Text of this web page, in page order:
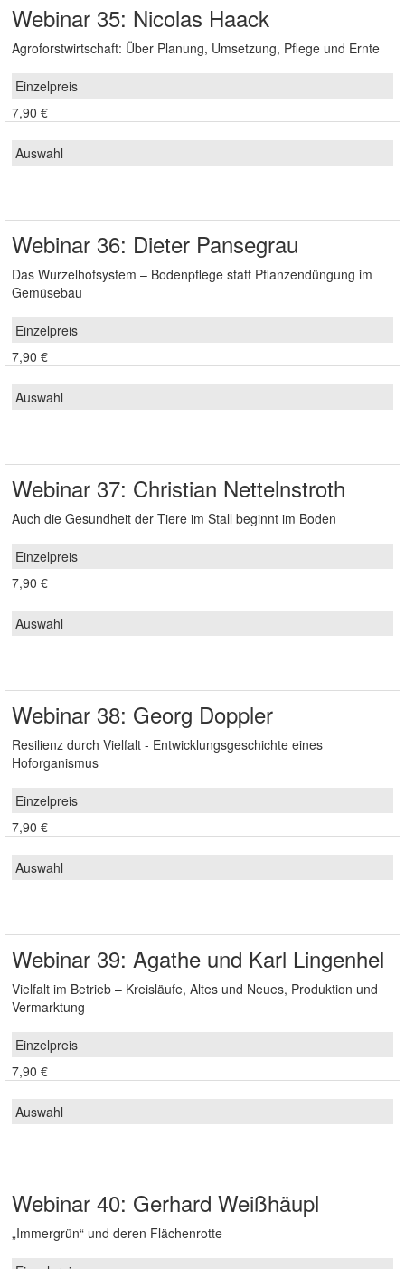
Webinar 35: Nicolas Haack
Agroforstwirtschaft: Über Planung, Umsetzung, Pflege und Ernte
7,90 €
Webinar 36: Dieter Pansegrau
Das Wurzelhofsystem – Bodenpflege statt Pflanzendüngung im
Gemüsebau
7,90 €
Webinar 37: Christian Nettelnstroth
Auch die Gesundheit der Tiere im Stall beginnt im Boden
7,90 €
Webinar 38: Georg Doppler
Resilienz durch Vielfalt - Entwicklungsgeschichte eines
Hoforganismus
7,90 €
Webinar 39: Agathe und Karl Lingenhel
Vielfalt im Betrieb – Kreisläufe, Altes und Neues, Produktion und
Vermarktung
7,90 €
Webinar 40: Gerhard Weißhäupl
„Immergrün“ und deren Flächenrotte